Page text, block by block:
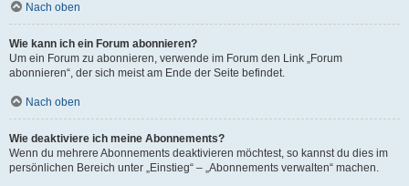
Nach oben
Wie kann ich ein Forum abonnieren?
Um ein Forum zu abonnieren, verwende im Forum den Link „Forum
abonnieren“, der sich meist am Ende der Seite befindet.
Nach oben
Wie deaktiviere ich meine Abonnements?
Wenn du mehrere Abonnements deaktivieren möchtest, so kannst du dies im
persönlichen Bereich unter „Einstieg“ – „Abonnements verwalten“ machen.